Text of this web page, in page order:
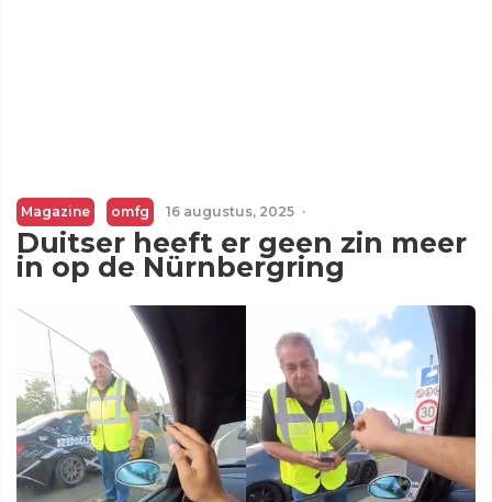
Magazine omfg 16 augustus, 2025 ·
Duitser heeft er geen zin meer
in op de Nürnbergring